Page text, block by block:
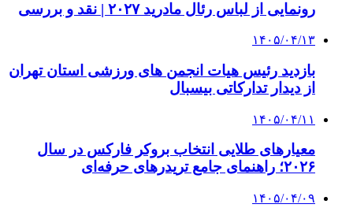
رونمایی از لباس رئال مادرید ۲۰۲۷ | نقد و بررسی
۱۴۰۵/۰۴/۱۳
بازدید رئیس هیات انجمن های ورزشی استان تهران
از دیدار تدارکاتی بیسبال
۱۴۰۵/۰۴/۱۱
معیارهای طلایی انتخاب بروکر فارکس در سال
۲۰۲۶؛ راهنمای جامع تریدرهای حرفه‌ای
۱۴۰۵/۰۴/۰۹